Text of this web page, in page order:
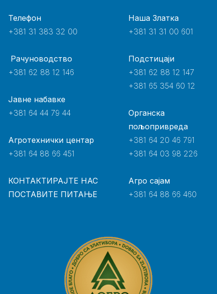
Телефон
+381 31 383 32 00
Рачуноводство
+381 62 88 12 146
Јавне набавке
+381 64 44 79 44
Агротехнички центар
+381 64 88 66 451
КОНТАКТИРАЈТЕ НАС
ПОСТАВИТЕ ПИТАЊЕ
Наша Златка
+381 31 31 00 601
Подстицаји
+381 62 88 12 147
+381 65 354 60 12
Органска
пољопривреда
+381 64 20 46 791
+381 64 03 98 226
Агро сајам
+381 64 88 66 460